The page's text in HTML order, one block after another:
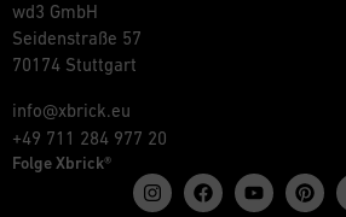
wd3 GmbH
Seidenstraße 57
70174 Stuttgart
info@xbrick.eu
+49 711 284 977 20
Folge Xbrick®